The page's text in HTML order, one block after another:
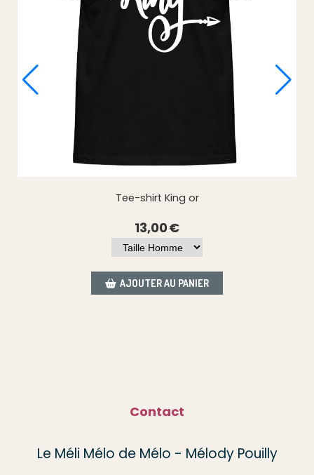
Tee-shirt King or
13,00€
AJOUTER AU PANIER
Contact
Le Méli Mélo de Mélo - Mélody Pouilly